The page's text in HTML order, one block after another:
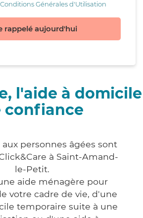
Conditions Générales d'Utilisation
rappelé aujourd'hui
l'aide à domicile
confiance
aux personnes âgées sont
à Saint-Amand-
le-Petit.
aide ménagère pour
votre cadre de vie, d'une
temporaire suite à une